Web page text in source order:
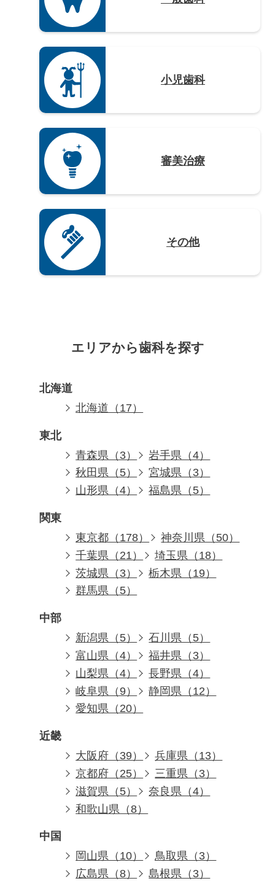
小児歯科
審美治療
その他
エリアから歯科を探す
北海道
北海道（17）
東北
青森県（3）
岩手県（4）
秋田県（5）
宮城県（3）
山形県（4）
福島県（5）
関東
東京都（178）
神奈川県（50）
千葉県（21）
埼玉県（18）
茨城県（3）
栃木県（19）
群馬県（5）
中部
新潟県（5）
石川県（5）
富山県（4）
福井県（3）
山梨県（4）
長野県（4）
岐阜県（9）
静岡県（12）
愛知県（20）
近畿
大阪府（39）
兵庫県（13）
京都府（25）
三重県（3）
滋賀県（5）
奈良県（4）
和歌山県（8）
中国
岡山県（10）
鳥取県（3）
広島県（8）
島根県（3）